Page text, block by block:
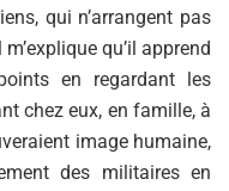
qui n’arrangent pas
qu’il apprend
en regardant les
chez eux, en famille, à
image humaine,
des militaires en